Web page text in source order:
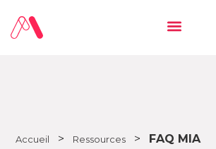
Accueil > Ressources > FAQ MIA